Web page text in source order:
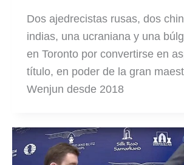
Dos ajedrecistas rusas, dos
indias, una ucraniana y una
en Toronto por convertirse en
título, en poder de la gran
Wenjun desde 2018